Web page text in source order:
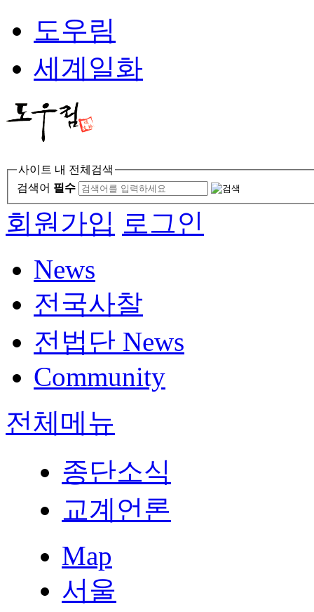
도우림
세계일화
사이트 내 전체검색
검색어 필수
회원가입 로그인
News
전국사찰
전법단 News
Community
전체메뉴
종단소식
교계언론
Map
서울